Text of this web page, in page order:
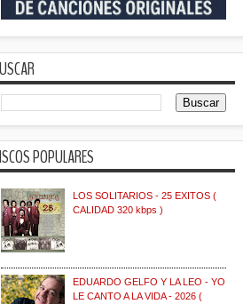
POPULARES
LOS SOLITARIOS - 25 EXITOS (
CALIDAD 320 kbps )
EDUARDO GELFO Y LA LEO - YO
LE CANTO A LA VIDA - 2026 (